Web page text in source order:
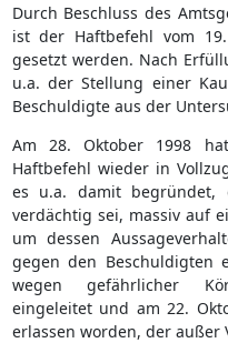
Durch Beschluss des
ist der Haftbefehl vom
gesetzt werden. Nach
u.a. der Stellung einer
Beschuldigte aus der
Am 28. Oktober 1998
Haftbefehl wieder in
es u.a. damit begründet,
verdächtig sei, massiv auf
um dessen
gegen den Beschuldigten
wegen gefährlicher
eingeleitet und am 22.
erlassen worden, der außer